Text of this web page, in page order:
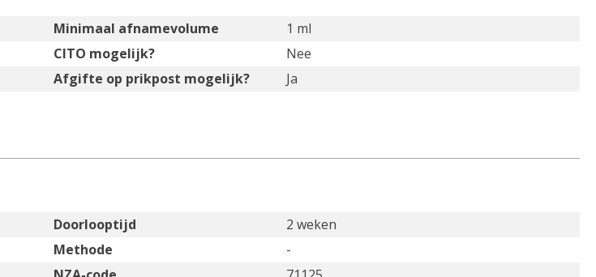
Minimaal afnamevolume
1 ml
CITO mogelijk?
Nee
Afgifte op prikpost mogelijk?
Ja
Doorlooptijd
2 weken
Methode
-